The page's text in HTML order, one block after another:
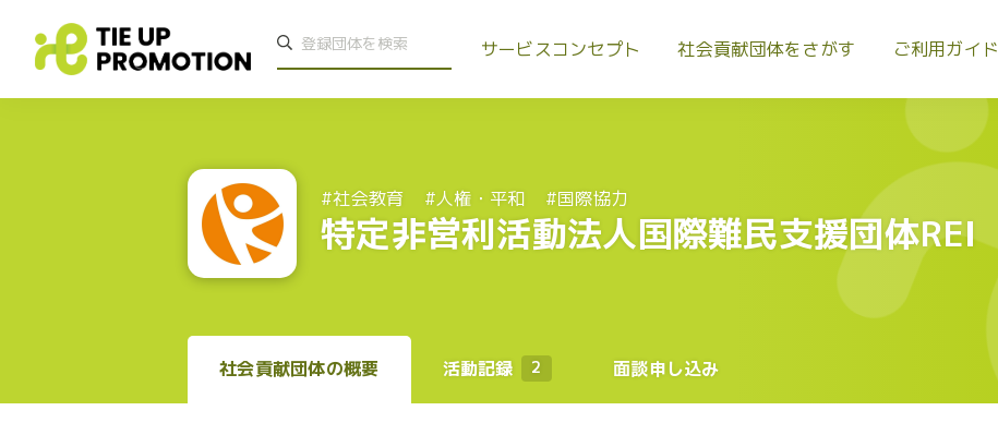
サービスコンセプト 社会貢献団体をさがす ご利用ガイド
#社会教育 #人権・平和 #国際協力
特定非営利活動法人国際難民支援団体REI
社会貢献団体の概要 活動記録 2 面談申し込み